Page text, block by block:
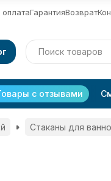
ГарантияВозврат
с отзывами
Стаканы для